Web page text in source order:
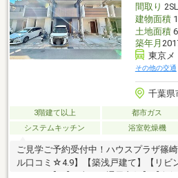
間取り
建物面積
土地面積
築年月
東京メ
その他の交通
千葉県
3階建て以上 都市ガス
システムキッチン
浴室乾燥機
ご見学ご予約受付中！ハウスプラザ篠
ル口コミ☆4.9】【築浅戸建て】【リビ